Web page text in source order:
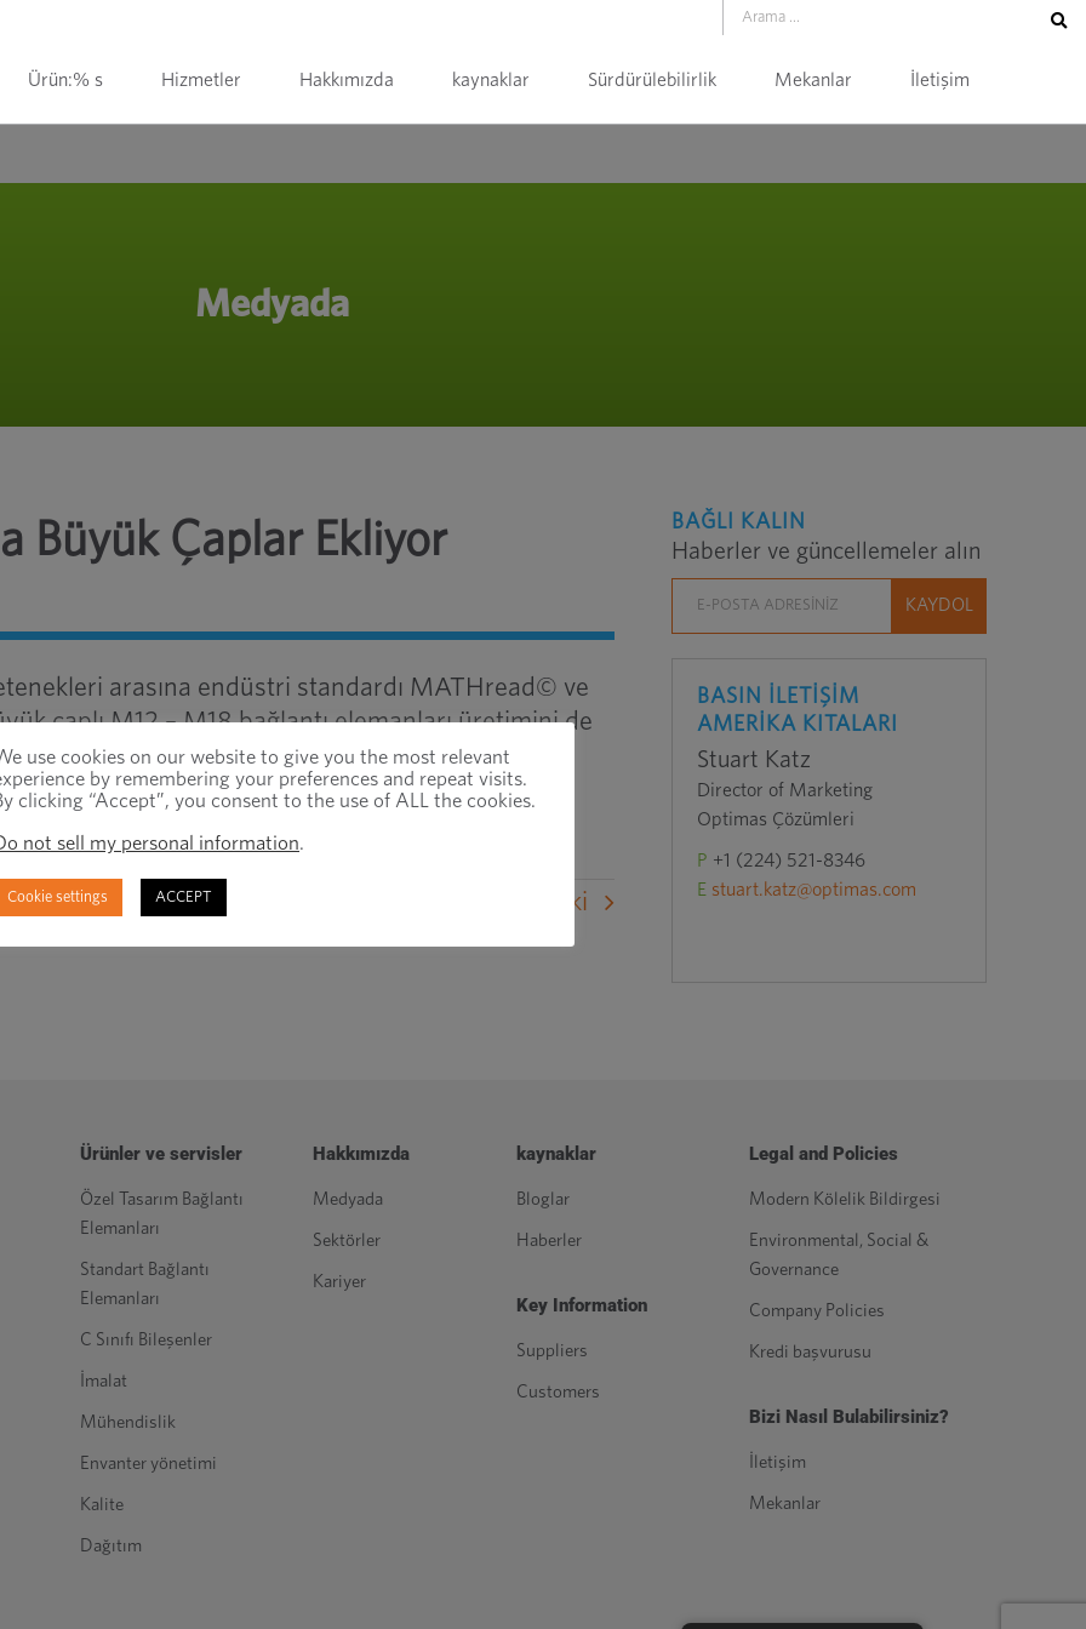
Ürün:% s Hizmetler Hakkımızda kaynaklar Sürdürülebilirlik Mekanlar İletişim
Medyada
Büyük Çaplar Ekliyor
arasına endüstri standardı MATHread© ve
çaplı M12 – M18 bağlantı elemanları üretimini de
Sonraki
BAĞLI KALIN
Haberler ve güncellemeler alın
BASIN İLETİŞİM
AMERİKA KITALARI
Stuart Katz
Director of Marketing
Optimas Çözümleri
P +1 (224) 521-8346
E stuart.katz@optimas.com
Ürünler ve servisler
Özel Tasarım Bağlantı
Elemanları
Standart Bağlantı
Elemanları
C Sınıfı Bileşenler
İmalat
Mühendislik
Envanter yönetimi
Kalite
Dağıtım
Hakkımızda
Medyada
Sektörler
Kariyer
kaynaklar
Bloglar
Haberler
Key Information
Suppliers
Customers
Legal and Policies
Modern Kölelik Bildirgesi
Environmental, Social &
Governance
Company Policies
Kredi başvurusu
Bizi Nasıl Bulabilirsiniz?
İletişim
Mekanlar
use cookies on our website to give you the most relevant
by remembering your preferences and repeat visits.
clicking “Accept”, you consent to the use of ALL the cookies.
not sell my personal information.
Cookie settings ACCEPT